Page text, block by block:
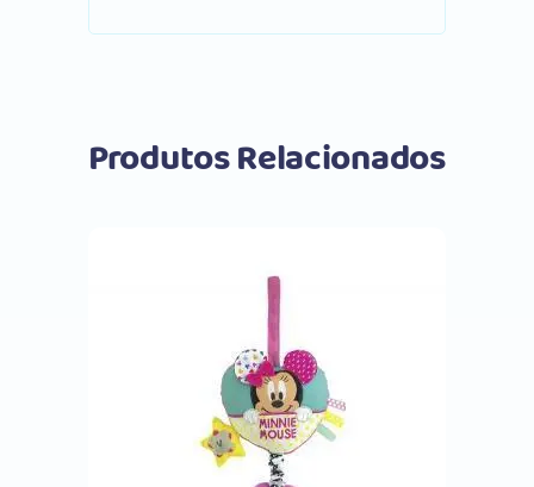
Produtos Relacionados
Comprar